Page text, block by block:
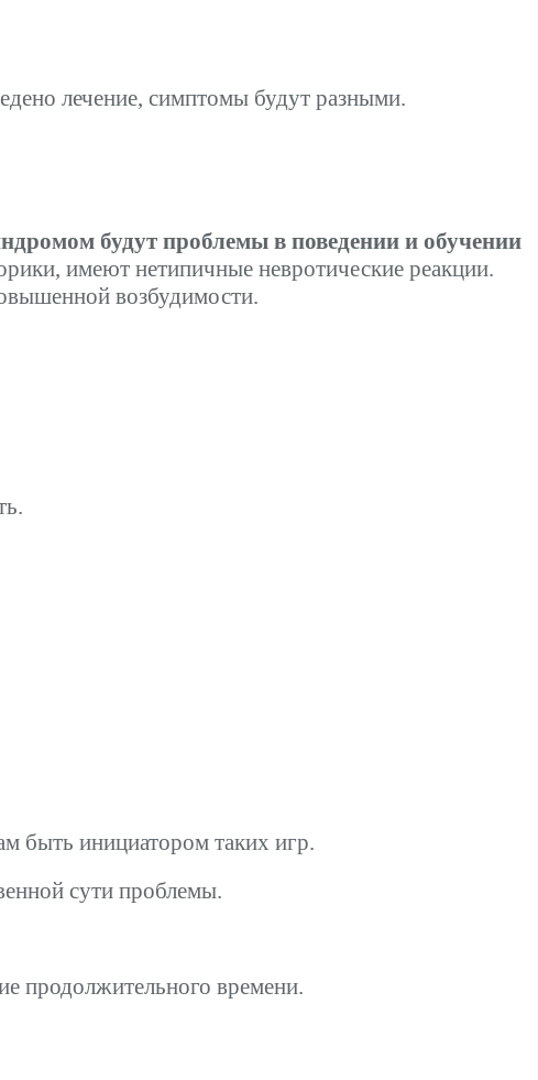
лечение, симптомы будут разными.
будут проблемы в поведении и обучении
имеют нетипичные невротические реакции.
возбудимости.
быть инициатором таких игр.
сути проблемы.
продолжительного времени.